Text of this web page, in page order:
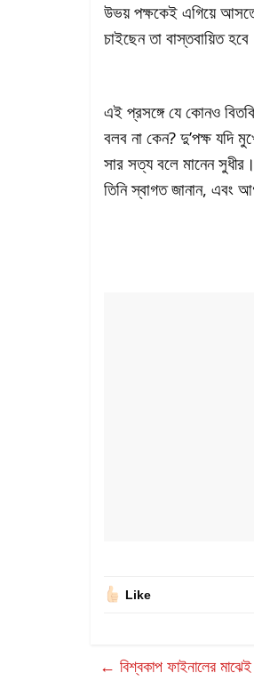
উভয় পক্ষকেই এগিয়ে আসতে
চাইছেন তা বাস্তবায়িত
এই প্রসঙ্গে যে কোনও
বলব না কেন? দু’পক্ষ যদি
সার সত্য বলে মানেন
তিনি স্বাগত জানান, এবং
Like
← বিশ্বকাপ ফাইনালের